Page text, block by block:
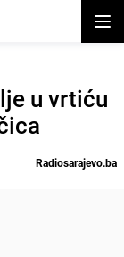
u vrtiću
Radiosarajevo.ba